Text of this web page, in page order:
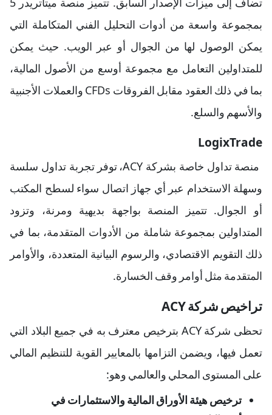
بمجموعة واسعة من أدوات التحليل الفني المتكاملة التي
يمكن الوصول لها من الجوال أو عبر الويب. حيث يمكن
للمتداولين التعامل مع مجموعة أوسع من الأصول المالية،
بما في ذلك العقود مقابل الفروقات CFDs والعملات الأجنبية
والأسهم والسلع.
LogixTrade
منصة تداول خاصة بشركة ACY، توفر تجربة تداول سلسة
وسهلة الاستخدام عبر أي جهاز اتصال سواء لسطح المكتب
أو الجوال. تتميز المنصة بواجهة بديهية ومرنة، وتزود
المتداولين بمجموعة شاملة من الأدوات المتقدمة، بما في
ذلك التقويم الاقتصادي، والرسوم البيانية المتعددة، والأوامر
المتقدمة مثل أوامر وقف الخسارة.
تراخيص شركة ACY
تحظى شركة ACY بترخيص معترف به في جميع البلاد التي
تعمل فيها، ويضمن التزامها بالمعايير القوية للتنظيم المالي
على المستوى المحلي والعالمي وهو:
ترخيص هيئة الأوراق المالية والاستثمارات في